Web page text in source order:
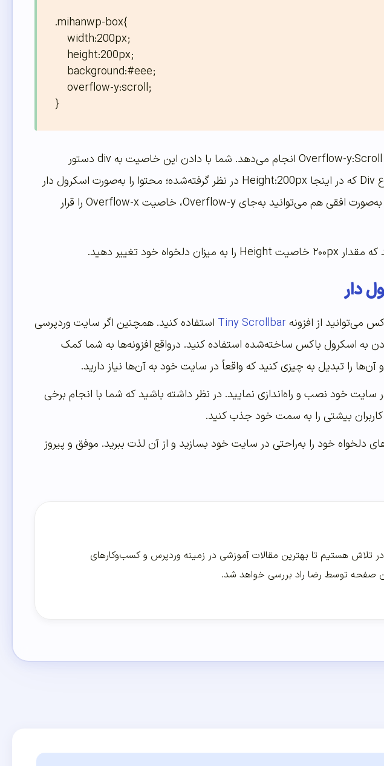
.mihanwp-box{
}
در کد بالا کار اصلی (یعنی اسکرول دار کردن باکس) را خاصیت Overflow-y:Scroll انجام می‌دهد. شما با دادن این خاصیت به div دستور
می‌دهید تا در صورت بیشتر شدن محتوای داخل باکس از ارتفاع Div که در اینجا Height:200px در نظر گرفته‌شده؛ محتوا را به‌صورت اسکرول دار
در جهت عمودی نمایش دهد. همچنین شما برای درج اسکرول به‌صورت افقی هم می‌توانید به‌جای Overflow-y، خاصیت Overflow-x را قرار
دار
می‌توانید از افزونهTiny Scrollbar استفاده کنید. همچنین اگر سایت وردپرسی
به اسکرول باکس ساخته‌شده استفاده کنید. درواقع افزونه‌ها به شما کمک
را تبدیل به چیزی کنید که واقعاً در سایت خود به آن‌ها نیاز دارید.
سایت خود نصب و راه‌اندازی نمایید. در نظر داشته باشید که شما با انجام برخی
کاربران بیشتی را به سمت خود جذب کنید.
دلخواه خود را به‌راحتی در سایت خود بسازید و از آن لذت ببرید. موفق و پیروز
تلاش هستیم تا بهترین مقالات آموزشی در زمینه وردپرس و کسب‌و‌کارهای
صفحه توسط رضا راد بررسی خواهد شد.